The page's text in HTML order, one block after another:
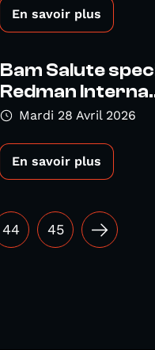
En savoir plus
Bam Salute
Redman
Mardi 28 Avril 2026
En savoir plus
44 45